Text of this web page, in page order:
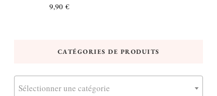
9,90€
CATÉGORIES DE PRODUITS
Sélectionner une catégorie